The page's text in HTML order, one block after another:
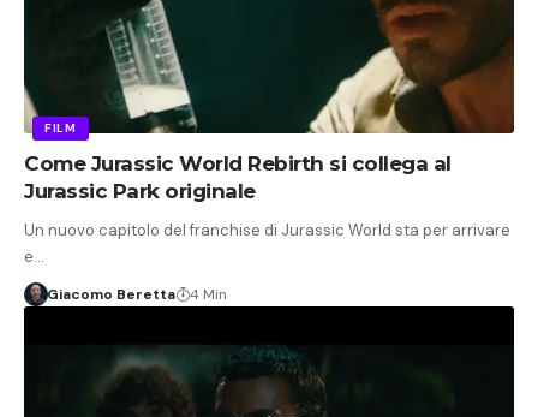
FILM
Come Jurassic World Rebirth si collega al
Jurassic Park originale
Un nuovo capitolo del franchise di Jurassic World sta per arrivare
e…
Giacomo Beretta 4 Min